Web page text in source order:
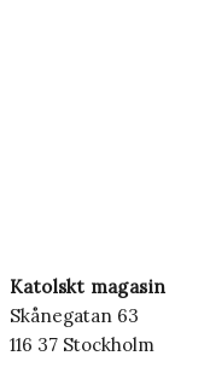
Katolskt magasin
Skånegatan 63
116 37 Stockholm